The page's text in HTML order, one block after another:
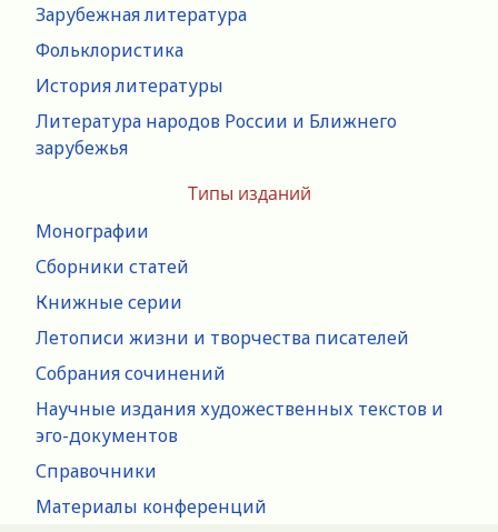
Зарубежная литература
Фольклористика
История литературы
Литература народов России и Ближнего
зарубежья
Типы изданий
Монографии
Сборники статей
Книжные серии
Летописи жизни и творчества писателей
Собрания сочинений
Научные издания художественных текстов и
эго-документов
Справочники
Материалы конференций